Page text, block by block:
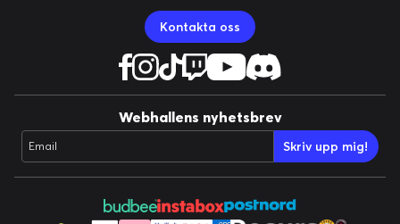
Kontakta oss
Webhallens nyhetsbrev
Email Skriv upp mig!